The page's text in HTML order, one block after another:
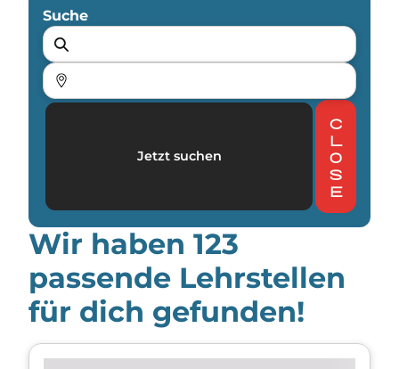
Suche
Jetzt suchen
c
l
o
s
e
Wir haben 123
passende Lehrstellen
für dich gefunden!